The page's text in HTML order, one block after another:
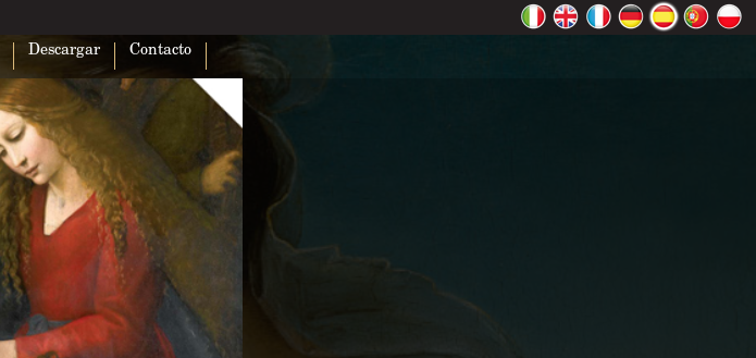
Descargar Contacto
Esta página no puede cargar Google Maps
correctamente.
¿Eres el propietario de este sitio web?